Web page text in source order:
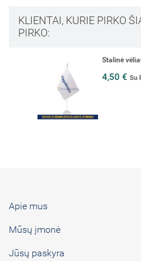
KLIENTAI, KURIE PIRKO
PIRKO:
Stalinė vėliavėlė
4,50 € Su PVM
Apie mus
Mūsų įmonė
Jūsų paskyra